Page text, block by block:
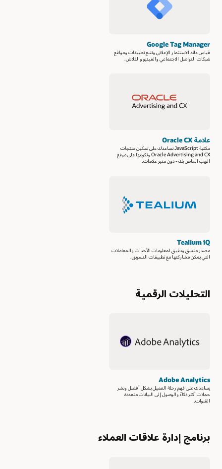
Google Tag Manager
قياس عائد الاستثمار الإعلاني وتتبع تطبيقات ومواقع
شبكات التواصل الاجتماعي والفيديو والفلاش.
علامة Oracle CX
مكتبة JavaScript تساعدك على تمكين منتجات
Oracle Advertising and CX وتكوينها على موقع
الويب الخاص بك - دون مدير علامات.
Tealium iQ
مصدر متسق ودقيق لمعلومات الأحداث والمعاملات
التي يمكن مشاركتها مع تطبيقات التسويق.
التحليلات الرقمية
Adobe Analytics
يساعدك على فهم رحلة العميل بشكل أفضل ونشر
حملات أكثر ذكاءً والوصول إلى البيانات متعددة
القنوات.
برنامج إدارة علاقات العملاء